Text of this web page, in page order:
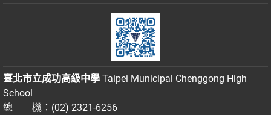
臺北市立成功高級中學 Taipei Municipal Chenggong High
School
總 機：(02) 2321-6256